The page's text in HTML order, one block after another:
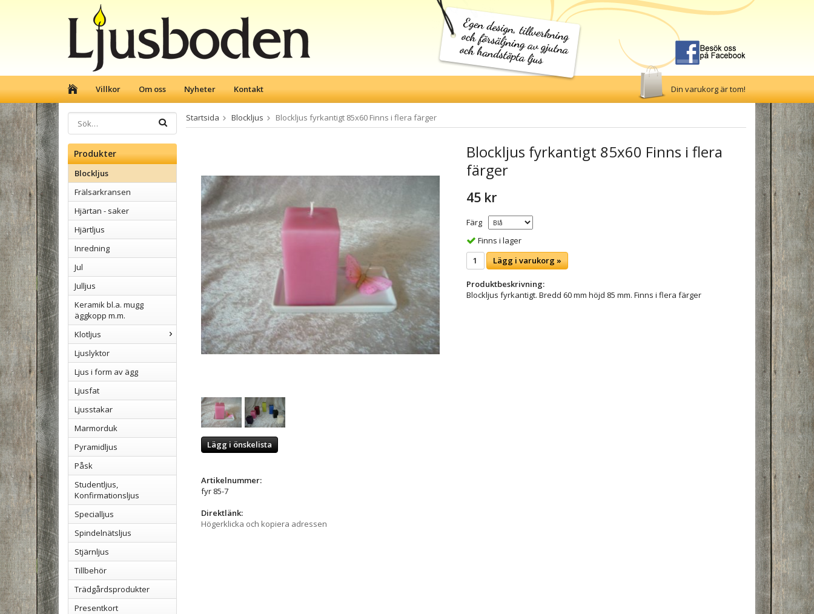
Villkor Om oss Nyheter Kontakt Din varukorg är tom!
Produkter
Blockljus
Frälsarkransen
Hjärtan - saker
Hjärtljus
Inredning
Jul
Julljus
Keramik bl.a. mugg
äggkopp m.m.
Klotljus
Ljuslyktor
Ljus i form av ägg
Ljusfat
Ljusstakar
Marmorduk
Pyramidljus
Påsk
Studentljus,
Konfirmationsljus
Specialljus
Spindelnätsljus
Stjärnljus
Tillbehör
Trädgårdsprodukter
Presentkort
Startsida Blockljus Blockljus fyrkantigt 85x60 Finns i flera färger
Blockljus fyrkantigt 85x60 Finns i flera
färger
45 kr
Färg
Finns i lager
Lägg i varukorg »
Produktbeskrivning:
Blockljus fyrkantigt. Bredd 60 mm höjd 85 mm. Finns i flera färger
Lägg i önskelista
Artikelnummer:
fyr 85-7
Direktlänk:
Högerklicka och kopiera adressen